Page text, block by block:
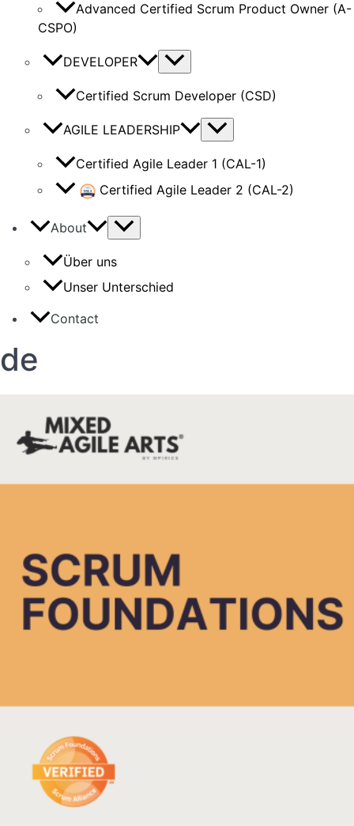
Advanced Certified Scrum Product Owner (A-
CSPO)
DEVELOPER
Certified Scrum Developer (CSD)
AGILE LEADERSHIP
Certified Agile Leader 1 (CAL-1)
Certified Agile Leader 2 (CAL-2)
About
Über uns
Unser Unterschied
Contact
de